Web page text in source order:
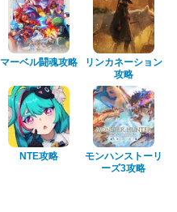
マーベル闘魂攻略
リンカネーション
攻略
NTE攻略
モンハンストーリ
ーズ3攻略